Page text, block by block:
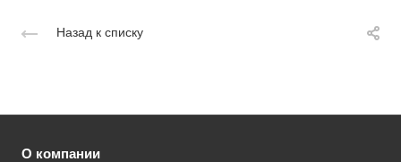
Назад к списку
О компании